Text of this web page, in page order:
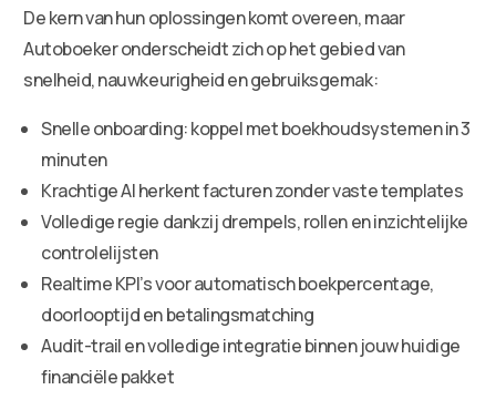
De kern van hun oplossingen komt overeen, maar
Autoboeker onderscheidt zich op het gebied van
snelheid, nauwkeurigheid en gebruiksgemak:
Snelle onboarding: koppel met boekhoudsystemen in 3
minuten
Krachtige AI herkent facturen zonder vaste templates
Volledige regie dankzij drempels, rollen en inzichtelijke
controlelijsten
Realtime KPI’s voor automatisch boekpercentage,
doorlooptijd en betalingsmatching
Audit-trail en volledige integratie binnen jouw huidige
financiële pakket